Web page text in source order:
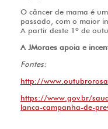
O câncer de mama é
passado, com o maior
A partir deste 1º de
A JMoraes apoia e
Fontes:
http://
https://www.gov.br/
lanca-campanha-de-